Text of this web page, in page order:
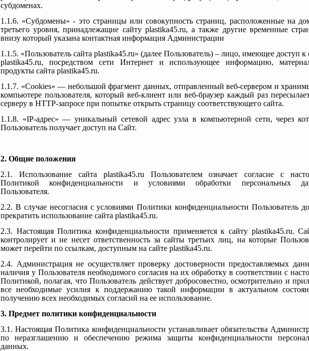
субдоменах.
1.1.6. «Субдомены» - это страницы или совокупность страниц, расположенные на
третьего уровня, принадлежащие сайту plastika45.ru, а также другие временные
внизу который указана контактная информация Администрации
1.1.5. «Пользователь сайта plastika45.ru» (далее Пользователь) – лицо, имеющее доступ к
plastika45.ru, посредством сети Интернет и использующее информацию,
продукты сайта plastika45.ru.
1.1.7. «Cookies» — небольшой фрагмент данных, отправленный веб-сервером и
компьютере пользователя, который веб-клиент или веб-браузер каждый раз
серверу в HTTP-запросе при попытке открыть страницу соответствующего сайта.
1.1.8. «IP-адрес» — уникальный сетевой адрес узла в компьютерной сети, через
Пользователь получает доступ на Сайт.
2. Общие положения
2.1. Использование сайта plastika45.ru Пользователем означает согласие с
Политикой конфиденциальности и условиями обработки персональных
Пользователя.
2.2. В случае несогласия с условиями Политики конфиденциальности Пользователь
прекратить использование сайта plastika45.ru.
2.3. Настоящая Политика конфиденциальности применяется к сайту plastika45.ru.
контролирует и не несет ответственность за сайты третьих лиц, на которые
может перейти по ссылкам, доступным на сайте plastika45.ru.
2.4. Администрация не осуществляет проверку достоверности предоставляемых
наличия у Пользователя необходимого согласия на их обработку в соответствии с
Политикой, полагая, что Пользователь действует добросовестно, осмотрительно и
все необходимые усилия к поддержанию такой информации в актуальном
получению всех необходимых согласий на ее использование.
3. Предмет политики конфиденциальности
3.1. Настоящая Политика конфиденциальности устанавливает обязательства
по неразглашению и обеспечению режима защиты конфиденциальности
данных.